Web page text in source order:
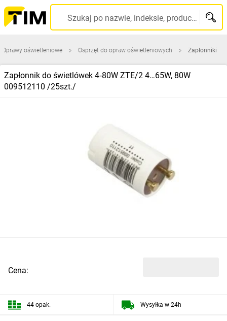
Szukaj po nazwie, indeksie, producencie, kodzie kreskowym...
Oprawy oświetleniowe Osprzęt do opraw oświetleniowych Zapłonniki
Zapłonnik do świetlówek 4‑80W ZTE/2 4…65W, 80W
009512110 /25szt./
Cena:
44 opak. Wysyłka w 24h